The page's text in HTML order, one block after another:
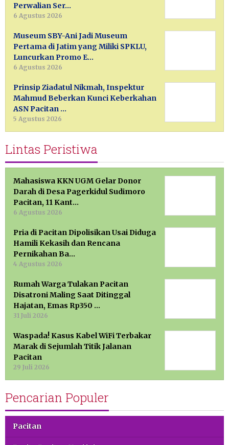
Perwalian Ser…
6 Agustus 2026
Museum SBY-Ani Jadi Museum
Pertama di Jatim yang Miliki SPKLU,
Luncurkan Promo E…
6 Agustus 2026
Prinsip Ziadatul Nikmah, Inspektur
Mahmud Beberkan Kunci Keberkahan
ASN Pacitan …
5 Agustus 2026
Lintas Peristiwa
Mahasiswa KKN UGM Gelar Donor
Darah di Desa Pagerkidul Sudimoro
Pacitan, 11 Kant…
6 Agustus 2026
Pria di Pacitan Dipolisikan Usai Diduga
Hamili Kekasih dan Rencana
Pernikahan Ba…
4 Agustus 2026
Rumah Warga Tulakan Pacitan
Disatroni Maling Saat Ditinggal
Hajatan, Emas Rp350 …
31 Juli 2026
Waspada! Kasus Kabel WiFi Terbakar
Marak di Sejumlah Titik Jalanan
Pacitan
29 Juli 2026
Pencarian Populer
Pacitan